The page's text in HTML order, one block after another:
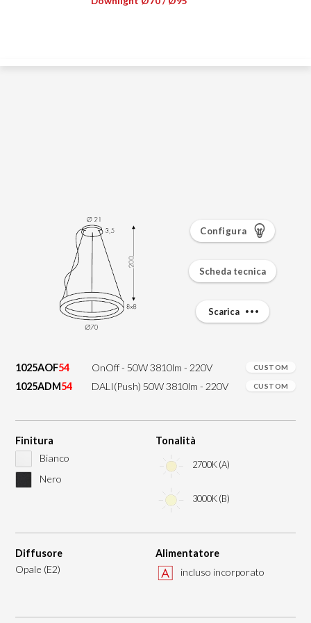
1025AOF54 OnOff - 50W 3810lm - 220V CUSTOM
1025ADM54 DALI(Push) 50W 3810lm - 220V CUSTOM
Finitura
Bianco
Nero
Tonalità
2700K (A)
3000K (B)
Diffusore
Opale (E2)
Alimentatore
incluso incorporato
Configura
Scheda tecnica
Scarica